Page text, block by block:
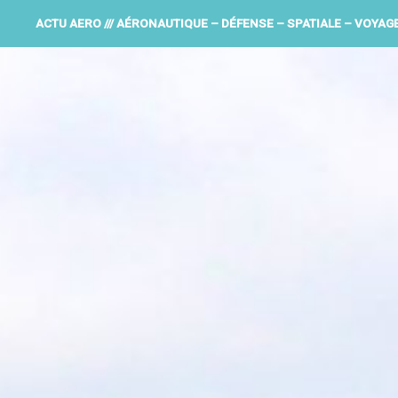
ACTU AERO /// AÉRONAUTIQUE – DÉFENSE – SPATIALE –